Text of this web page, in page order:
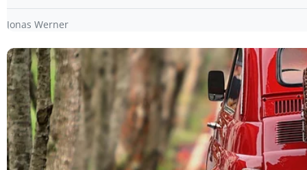
Jonas Werner